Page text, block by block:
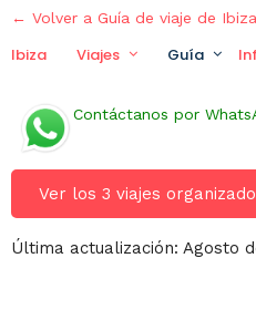
← Volver a Guía de viaje de Ibiza
Ibiza Viajes Guía
Contáctanos por
Ver los 3 viajes
Última actualización: Agosto